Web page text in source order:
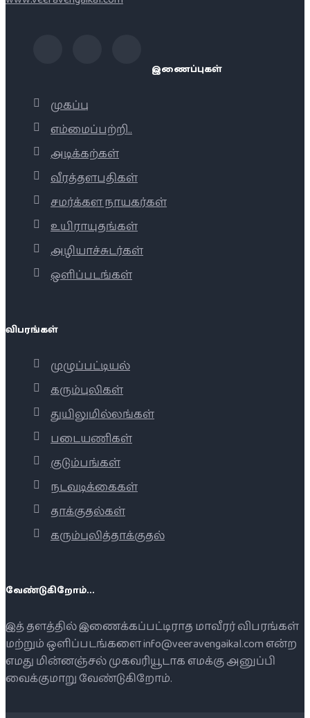
இணைப்புகள்
முகப்பு
எம்மைப்பற்றி..
அடிக்கற்கள்
வீரத்தளபதிகள்
சமர்க்கள நாயகர்கள்
உயிராயுதங்கள்
அழியாச்சுடர்கள்
ஒளிப்படங்கள்
விபரங்கள்
முழுப்பட்டியல்
கரும்புலிகள்
துயிலுமில்லங்கள்
படையணிகள்
குடும்பங்கள்
நடவடிக்கைகள்
தாக்குதல்கள்
கரும்புலித்தாக்குதல்
வேண்டுகிறோம்...
இத் தளத்தில் இணைக்கப்பட்டிராத மாவீரர் விபரங்கள்
மற்றும் ஒளிப்படங்களை info@veeravengaikal.com என்ற
எமது மின்னஞ்சல் முகவரியூடாக எமக்கு அனுப்பி
வைக்குமாறு வேண்டுகிறோம்.